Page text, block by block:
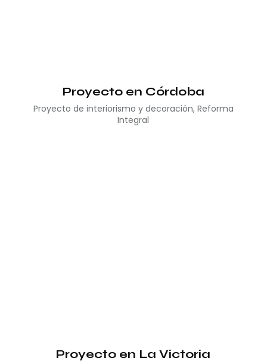
Proyecto en Córdoba
Proyecto de interiorismo y decoración, Reforma
Integral
Proyecto en La Victoria